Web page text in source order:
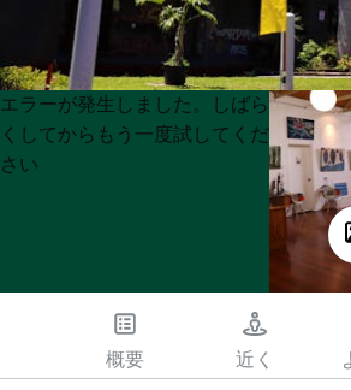
Product
List
Product
List
エラーが発生しました。しばら
くしてからもう一度試してくだ
さい
概要 近く